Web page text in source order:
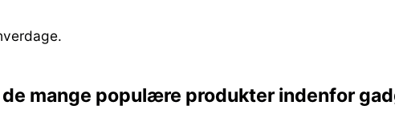
mange populære produkter indenfor